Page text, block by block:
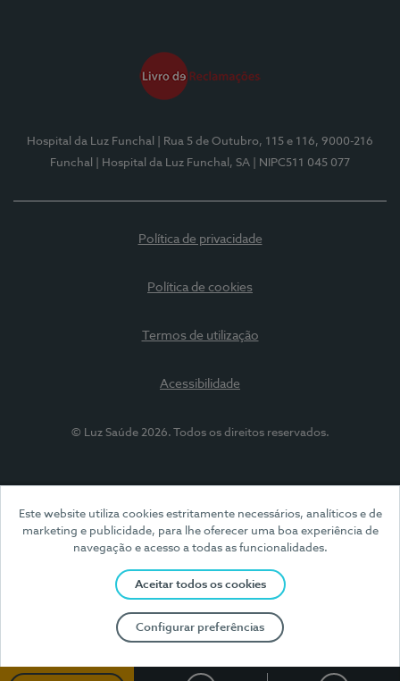
Este website utiliza cookies estritamente necessários, analíticos e de
marketing e publicidade, para lhe oferecer uma boa experiência de
navegação e acesso a todas as funcionalidades.
Aceitar todos os cookies
Configurar preferências
Hospital da Luz Funchal
| Rua 5 de Outubro, 115 e 116, 9000-216
Funchal
| Hospital da Luz Funchal, SA | NIPC511 045 077
Política de privacidade
Política de cookies
Termos de utilização
Acessibilidade
© Luz Saúde 2026. Todos os direitos reservados.